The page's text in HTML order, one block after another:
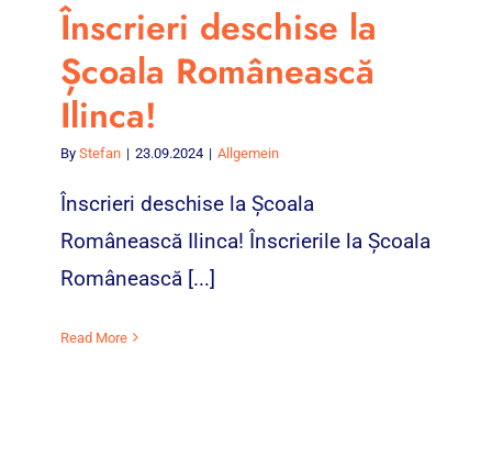
Înscrieri deschise la
Școala Românească
Ilinca!
By Stefan | 23.09.2024 | Allgemein
Înscrieri deschise la Școala
Românească Ilinca! Înscrierile la Școala
Românească [...]
Read More